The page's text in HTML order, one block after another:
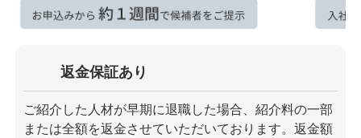
返金保証あり
ご紹介した人材が早期に退職した場合、紹介料の一部
または全額を返金させていただいております。返金額